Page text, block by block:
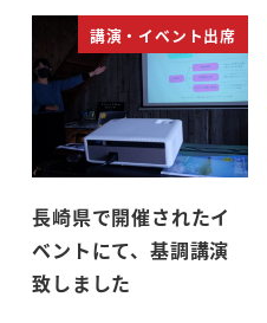
講演・イベント出席
長崎県で開催されたイ
ベントにて、基調講演
致しました